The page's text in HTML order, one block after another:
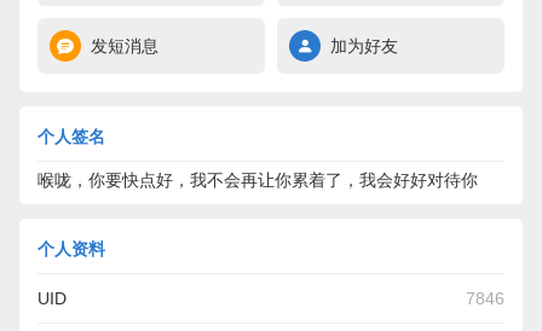
发短消息 加为好友
个人签名
喉咙，你要快点好，我不会再让你累着了，我会好好对待你
个人资料
UID 7846